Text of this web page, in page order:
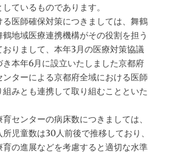
ているものであります。
医師確保対策につきましては、舞鶴
地域医療連携機構がその役割を担う
おりまして、本年3月の医療対策協議
き本年6月に設立いたしました京都府
ターによる京都府全域における医師
みとも連携して取り組むことといた
センターの病床数につきましては、
児童数は30人前後で推移しており、
育の進展などを考慮すると適切な水準